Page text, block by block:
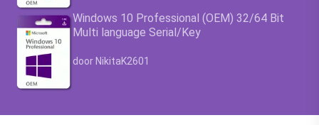
Windows 10 Professional (OEM) 32/64 Bit
Multi language Serial/Key
Waardering4.63
door NikitaK2601